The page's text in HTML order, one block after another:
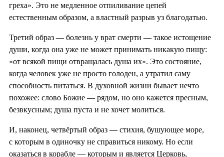
греха». Это не медленное отпиливание цепей
естественным образом, а властный разрыв уз благодатью.
Третий образ — болезнь у врат смерти — такое истощение
души, когда она уже не может принимать никакую пищу:
«от всякой пищи отвращалась душа их». Это состояние,
когда человек уже не просто голоден, а утратил саму
способность питаться. В духовной жизни бывает нечто
похожее: слово Божие — рядом, но оно кажется пресным,
безвкусным; душа пуста и не хочет молиться.
И, наконец, четвёртый образ — стихия, бушующее море,
с которым в одиночку не справиться никому. Но если
оказаться в корабле — которым и является Церковь,